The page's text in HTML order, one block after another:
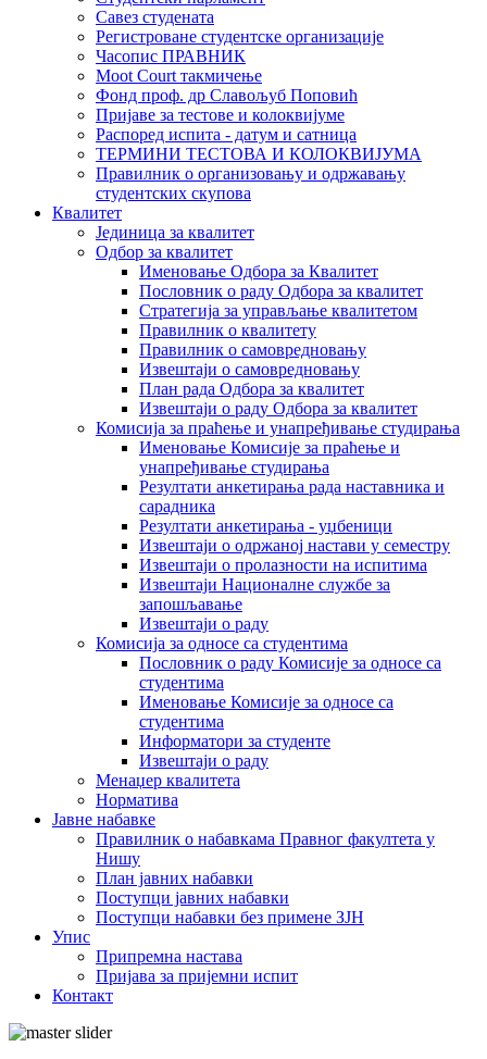
Савез студената
Регистроване студентске организације
Часопис ПРАВНИК
Moot Court такмичење
Фонд проф. др Славољуб Поповић
Пријаве за тестове и колоквијуме
Распоред испита - датум и сатница
ТЕРМИНИ ТЕСТОВА И КОЛОКВИЈУМА
Правилник о организовању и одржавању
студентских скупова
Квалитет
Јединица за квалитет
Одбор за квалитет
Именовање Одбора за Квалитет
Пословник о раду Одбора за квалитет
Стратегија за управљање квалитетом
Правилник о квалитету
Правилник о самовредновању
Извештаји о самовредновању
План рада Одбора за квалитет
Извештаји о раду Одбора за квалитет
Комисија за праћење и унапређивање студирања
Именовање Комисије за праћење и
унапређивање студирања
Резултати анкетирања рада наставника и
сарадника
Резултати анкетирања - уџбеници
Извештаји о одржаној настави у семестру
Извештаји о пролазности на испитима
Извештаји Националне службе за
запошљавање
Извештаји о раду
Комисија за односе са студентима
Пословник о раду Комисије за односе са
студентима
Именовање Комисије за односе са
студентима
Информатори за студенте
Извештаји о раду
Менаџер квалитета
Норматива
Јавне набавке
Правилник о набавкама Правног факултета у
Нишу
План јавних набавки
Поступци јавних набавки
Поступци набавки без примене ЗЈН
Упис
Припремна настава
Пријава за пријемни испит
Контакт